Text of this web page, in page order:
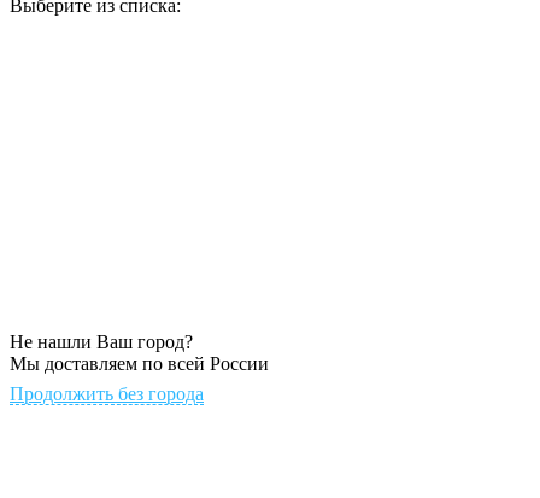
Выберите из списка:
Не нашли Ваш город?
Мы доставляем по всей России
Продолжить без города